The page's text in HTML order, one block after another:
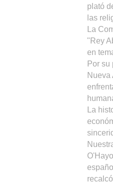
plató
las
La
"Rey
en
Por su
Nueva
La